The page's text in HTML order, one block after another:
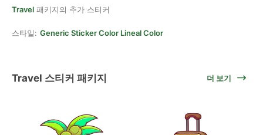
Travel 패키지의 추가 스티커
스타일: Generic Sticker Color Lineal Color
Travel 스티커 패키지 더 보기